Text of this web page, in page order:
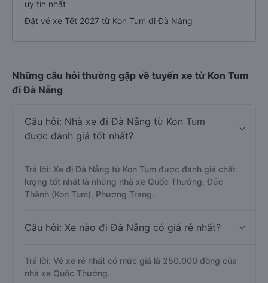
uy tín nhất
Đặt vé xe Tết 2027 từ Kon Tum đi Đà Nẵng
Những câu hỏi thường gặp về tuyến xe từ Kon Tum
đi Đà Nẵng
Câu hỏi: Nhà xe đi Đà Nẵng từ Kon Tum
được đánh giá tốt nhất?
Trả lời: Xe đi Đà Nẵng từ Kon Tum được đánh giá chất
lượng tốt nhất là những nhà xe Quốc Thưởng, Đức
Thành (Kon Tum), Phương Trang.
Câu hỏi: Xe nào đi Đà Nẵng có giá rẻ nhất?
Trả lời: Vé xe rẻ nhất có mức giá là 250.000 đồng của
nhà xe Quốc Thưởng.